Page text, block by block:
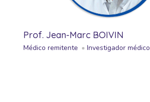
Prof. Jean-Marc BOIVIN
Médico remitente Investigador médico